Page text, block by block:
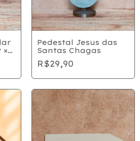
×
Pedestal Jesus das
Santas Chagas
R$29,90